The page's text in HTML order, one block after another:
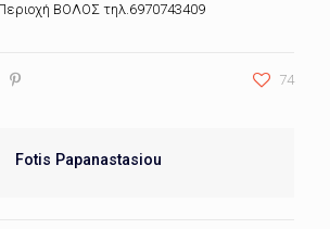
Περιοχή ΒΟΛΟΣ τηλ.6970743409
74
Fotis Papanastasiou